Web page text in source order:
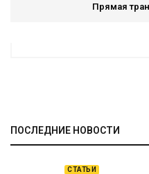
Прямая
ПОСЛЕДНИЕ НОВОСТИ
СТАТЬИ